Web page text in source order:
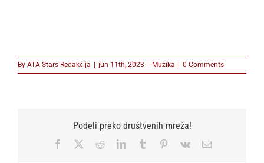
By ATA Stars Redakcija jun 11th, 2023 Muzika 0 Comments
Podeli preko društvenih mreža!
Facebook RedditLinkedInTumblr Pinterest
Vk Email